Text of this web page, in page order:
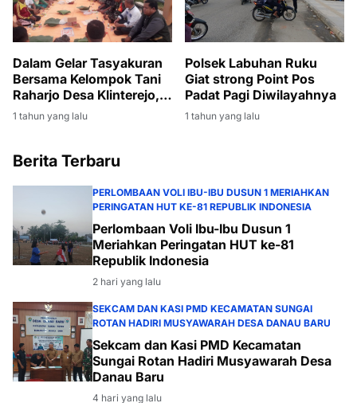
Dalam Gelar Tasyakuran
Bersama Kelompok Tani
Raharjo Desa Klinterejo,
Tegaskan Ini !
1 tahun yang lalu
Polsek Labuhan Ruku
Giat strong Point Pos
Padat Pagi Diwilayahnya
1 tahun yang lalu
Berita Terbaru
PERLOMBAAN VOLI IBU-IBU DUSUN 1 MERIAHKAN
PERINGATAN HUT KE-81 REPUBLIK INDONESIA
Perlombaan Voli Ibu-Ibu Dusun 1
Meriahkan Peringatan HUT ke-81
Republik Indonesia
2 hari yang lalu
SEKCAM DAN KASI PMD KECAMATAN SUNGAI
ROTAN HADIRI MUSYAWARAH DESA DANAU BARU
Sekcam dan Kasi PMD Kecamatan
Sungai Rotan Hadiri Musyawarah Desa
Danau Baru
4 hari yang lalu